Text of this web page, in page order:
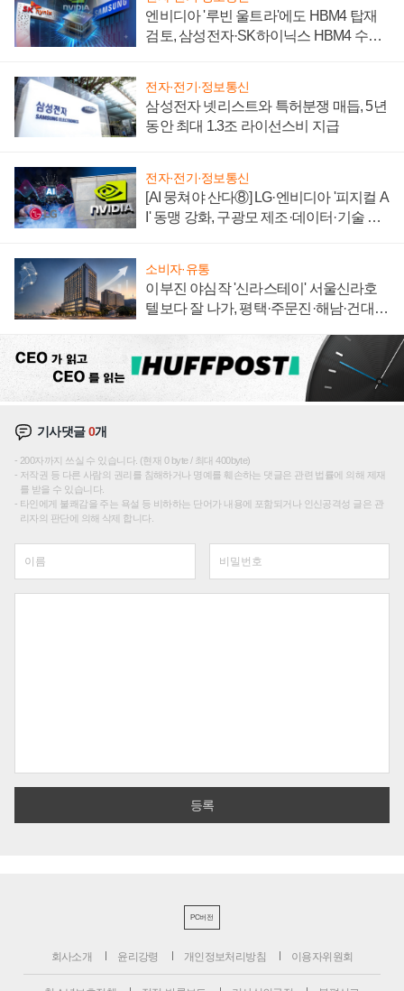
엔비디아 '루빈 울트라'에도 HBM4 탑재
검토, 삼성전자·SK하이닉스 HBM4 수율
전자·전기·정보통신
삼성전자 넷리스트와 특허분쟁 매듭, 5년
동안 최대 1.3조 라이선스비 지급
전자·전기·정보통신
[AI 뭉쳐야 산다⑧] LG·엔비디아 '피지컬 A
I' 동맹 강화, 구광모 제조·데이터·기술 결
소비자·유통
이부진 야심작 '신라스테이' 서울신라호
텔보다 잘 나가, 평택·주문진·해남·건대로
기사댓글0개
200자까지 쓰실 수 있습니다. (현재 0 byte / 최대 400byte)
저작권 등 다른 사람의 권리를 침해하거나 명예를 훼손하는 댓글은 관련 법률에 의해 제재
를 받을 수 있습니다.
타인에게 불쾌감을 주는 욕설 등 비하하는 단어가 내용에 포함되거나 인신공격성 글은 관
리자의 판단에 의해 삭제 합니다.
PC버전
회사소개 윤리강령 개인정보처리방침 이용자위원회